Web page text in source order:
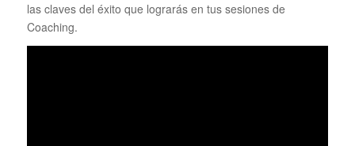
las claves del éxito que lograrás en tus sesiones de
Coaching.